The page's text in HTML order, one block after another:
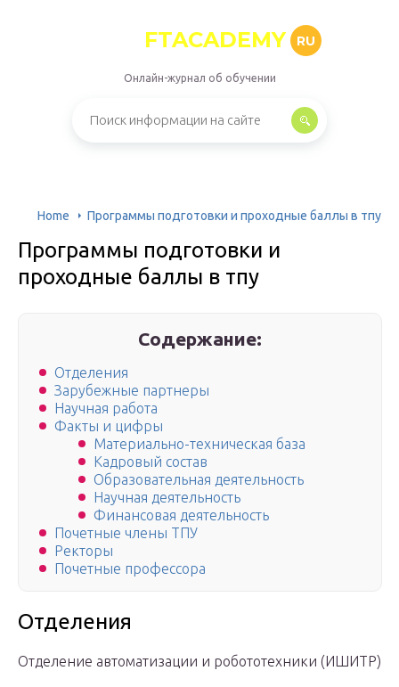
FTACADEMY RU
Онлайн-журнал об обучении
Home Программы подготовки и проходные баллы в тпу
Программы подготовки и
проходные баллы в тпу
Содержание:
Отделения
Зарубежные партнеры
Научная работа
Факты и цифры
Материально-техническая база
Кадровый состав
Образовательная деятельность
Научная деятельность
Финансовая деятельность
Почетные члены ТПУ
Ректоры
Почетные профессора
Отделения
Отделение автоматизации и робототехники (ИШИТР)